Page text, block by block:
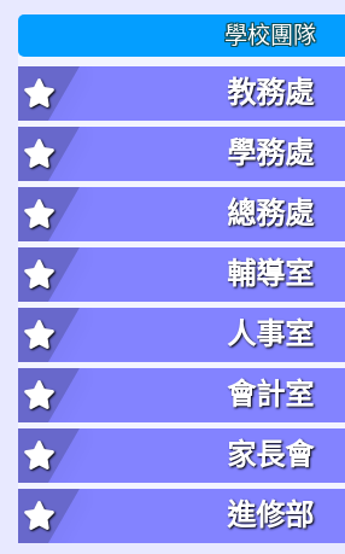
學校團隊
教務處
學務處
總務處
輔導室
人事室
會計室
家長會
進修部